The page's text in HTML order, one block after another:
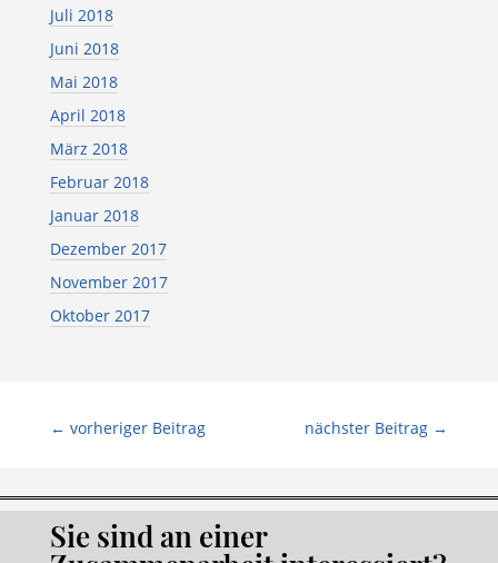
Juli 2018
Juni 2018
Mai 2018
April 2018
März 2018
Februar 2018
Januar 2018
Dezember 2017
November 2017
Oktober 2017
← vorheriger Beitrag nächster Beitrag →
Sie sind an einer